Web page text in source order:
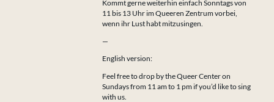
Kommt gerne weiterhin einfach Sonntags von
11 bis 13 Uhr im Queeren Zentrum vorbei,
wenn ihr Lust habt mitzusingen.
—
English version:
Feel free to drop by the Queer Center on
Sundays from 11 am to 1 pm if you’d like to sing
with us.